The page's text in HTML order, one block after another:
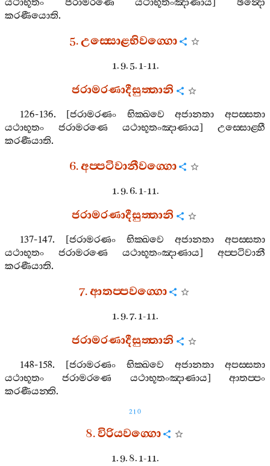
යථාභූතං
ජරාමරණෙ යථාභූතංඤාණාය]ඡන්‍දො
කරණීයොති.
5.උස‍්සොළභිවග‍්ගො
1. 9. 5. 1-11.
ජරාමරණාදීසුත‍්තානි
126-136. [ජරාමරණං භික‍්ඛවෙ අජානතා
අපස‍්සතා
යථාභූතං
ජරාමරණෙ යථාභූතංඤාණාය] උස‍්සොළ‍්හී
කරණීයාති.
6.අප‍්පටිවානීවග‍්ගො
1. 9. 6. 1-11.
ජරාමරණාදීසුත‍්තානි
137-147. [ජරාමරණං භික‍්ඛවෙ අජානතා
අපස‍්සතා
යථාභූතං
ජරාමරණෙ යථාභූතංඤාණාය] අප‍්පටිවානී
කරණීයාති.
7.ආතප‍්පවග‍්ගො
1. 9. 7. 1-11.
ජරාමරණාදීසුත‍්තානි
148-158. [ජරාමරණං භික‍්ඛවෙ අජානතා
අපස‍්සතා
යථාභූතං
ජරාමරණෙ යථාභූතංඤාණාය]ආතප‍්පං
කරණීයන‍්ති.
210
8.විරියවග‍්ගො
1. 9. 8. 1-11.